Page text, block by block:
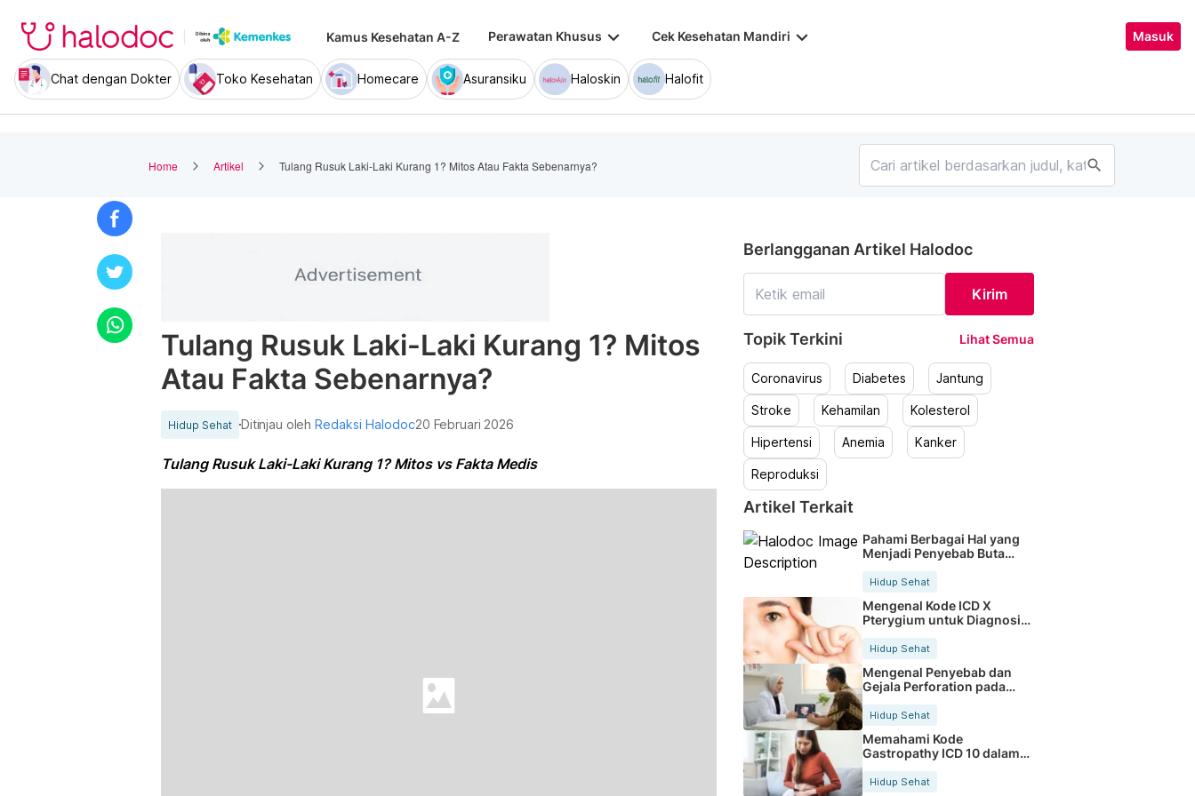
Kamus Kesehatan A-Z Perawatan Khusus keyboard_arrow_down Cek Kesehatan Mandiri keyboard_arrow_down Masuk
Chat dengan Dokter Toko Kesehatan Homecare Asuransiku Haloskin Halofit
Home Artikel Tulang Rusuk Laki-Laki Kurang 1? Mitos Atau Fakta Sebenarnya? search
Tulang Rusuk Laki-Laki Kurang 1? Mitos
Atau Fakta Sebenarnya?
Hidup Sehat Ditinjau olehRedaksi Halodoc20 Februari 2026
Tulang Rusuk Laki-Laki Kurang 1? Mitos vs Fakta Medis
Berlangganan Artikel Halodoc
Kirim
Topik Terkini Lihat Semua
Coronavirus Diabetes Jantung
Stroke Kehamilan Kolesterol
Hipertensi Anemia Kanker
Reproduksi
Artikel Terkait
Pahami Berbagai Hal yang
Menjadi Penyebab Buta
Hidup Sehat
Mengenal Kode ICD X
Pterygium untuk Diagnosis
Hidup Sehat
Mengenal Penyebab dan
Gejala Perforation pada
Tubuh
Hidup Sehat
Memahami Kode
Gastropathy ICD 10 dalam
Rekam Medis Pasien
Hidup Sehat